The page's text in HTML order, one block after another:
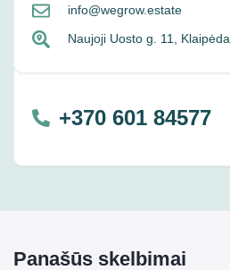
info@wegrow.estate
Naujoji Uosto g. 11, Klaipėda
+370 601 84577
Panašūs skelbimai